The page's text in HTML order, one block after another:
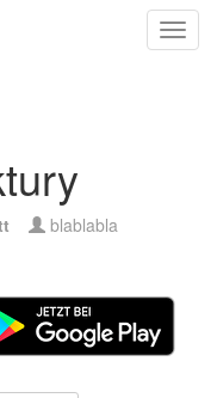
blablabla